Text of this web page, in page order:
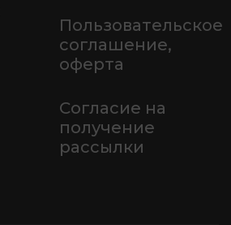
Пользовательское
соглашение,
оферта
Согласие на
получение
рассылки